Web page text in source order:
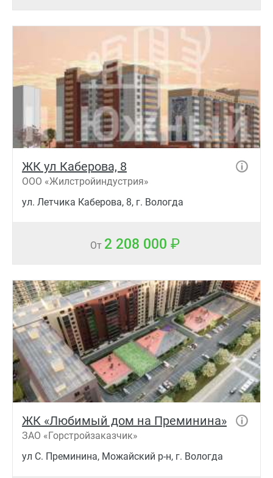
ЖК ул Каберова, 8
ООО «Жилстройиндустрия»
ул. Летчика Каберова, 8, г. Вологда
От 2 208 000
ЖК «Любимый дом на Преминина»
ЗАО «Горстройзаказчик»
ул С. Преминина, Можайский р-н, г. Вологда